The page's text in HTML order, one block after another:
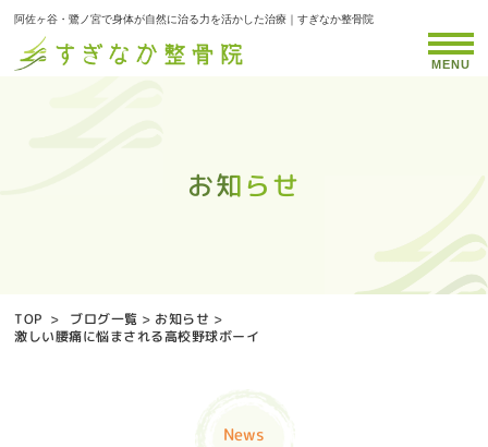
阿佐ヶ谷・鷺ノ宮で身体が自然に治る力を活かした治療｜すぎなか整骨院
お知らせ
お知らせ
お知らせ
お知らせ
お知らせ
お知らせ
お知らせ
お知らせ
お知らせ
お知らせ
お知らせ
お知らせ
お知らせ
お知らせ
お知らせ
お知らせ
お知らせ
お知らせ
お知らせ
お知らせ
お知らせ
お知らせ
お知らせ
お知らせ
お知らせ
お知らせ
お知らせ
お知らせ
お知らせ
お知らせ
お知らせ
お知らせ
お知らせ
お知らせ
お知らせ
MENU
TOP > ブログ一覧 > お知らせ >
激しい腰痛に悩まされる高校野球ボーイ
News